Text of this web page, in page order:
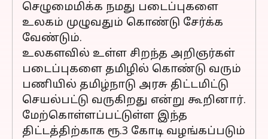
செழுமைமிக்க நமது படைப்புகளை
உலகம் முழுவதும் கொண்டு சேர்க்க
வேண்டும்.
உலகளவில் உள்ள சிறந்த அறிஞர்கள்
படைப்புகளை தமிழில் கொண்டு வரும்
பணியில் தமிழ்நாடு அரசு திட்டமிட்டு
செயல்பட்டு வருகிறது என்று கூறினார்.
மேற்கொள்ளப்பட்டுள்ள இந்த
திட்டத்திற்காக ரூ.3 கோடி வழங்கப்படும்